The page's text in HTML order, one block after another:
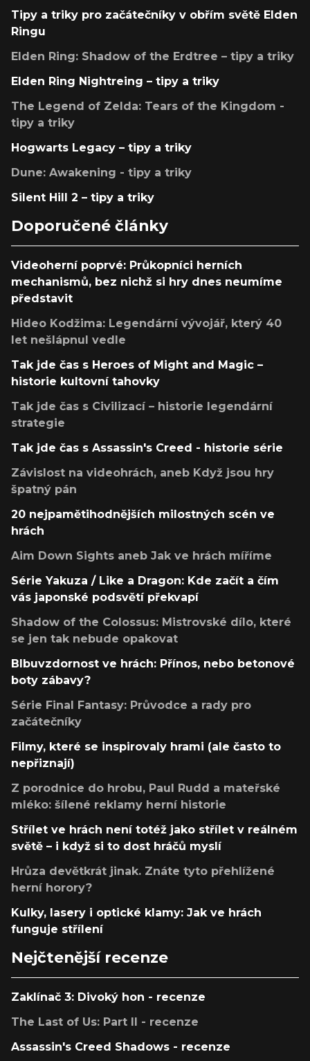
Tipy a triky pro začátečníky v obřím světě Elden
Ringu
Elden Ring: Shadow of the Erdtree – tipy a triky
Elden Ring Nightreing – tipy a triky
The Legend of Zelda: Tears of the Kingdom -
tipy a triky
Hogwarts Legacy – tipy a triky
Dune: Awakening - tipy a triky
Silent Hill 2 – tipy a triky
Doporučené články
Videoherní poprvé: Průkopníci herních
mechanismů, bez nichž si hry dnes neumíme
představit
Hideo Kodžima: Legendární vývojář, který 40
let nešlápnul vedle
Tak jde čas s Heroes of Might and Magic –
historie kultovní tahovky
Tak jde čas s Civilizací – historie legendární
strategie
Tak jde čas s Assassin's Creed - historie série
Závislost na videohrách, aneb Když jsou hry
špatný pán
20 nejpamětihodnějších milostných scén ve
hrách
Aim Down Sights aneb Jak ve hrách míříme
Série Yakuza / Like a Dragon: Kde začít a čím
vás japonské podsvětí překvapí
Shadow of the Colossus: Mistrovské dílo, které
se jen tak nebude opakovat
Blbuvzdornost ve hrách: Přínos, nebo betonové
boty zábavy?
Série Final Fantasy: Průvodce a rady pro
začátečníky
Filmy, které se inspirovaly hrami (ale často to
nepřiznají)
Z porodnice do hrobu, Paul Rudd a mateřské
mléko: šílené reklamy herní historie
Střílet ve hrách není totéž jako střílet v reálném
světě – i když si to dost hráčů myslí
Hrůza devětkrát jinak. Znáte tyto přehlížené
herní horory?
Kulky, lasery i optické klamy: Jak ve hrách
funguje střílení
Nejčtenější recenze
Zaklínač 3: Divoký hon - recenze
The Last of Us: Part II - recenze
Assassin's Creed Shadows - recenze